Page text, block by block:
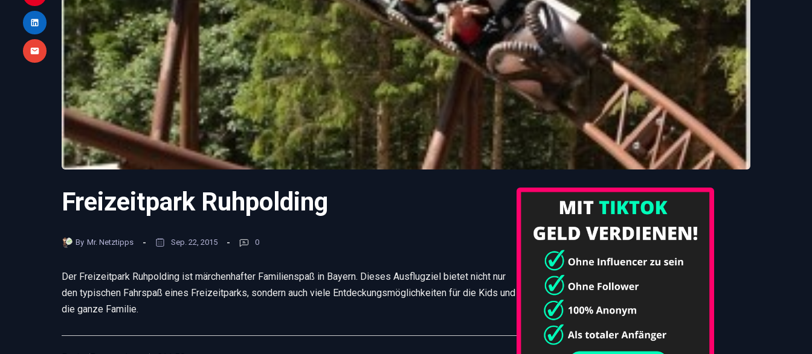
Freizeitpark Ruhpolding
By Mr. Netztipps Sep. 22, 2015 0
Der Freizeitpark Ruhpolding ist märchenhafter Familienspaß in Bayern. Dieses Ausflugziel bietet nicht nur
den typischen Fahrspaß eines Freizeitparks, sondern auch viele Entdeckungsmöglichkeiten für die Kids und
die ganze Familie.